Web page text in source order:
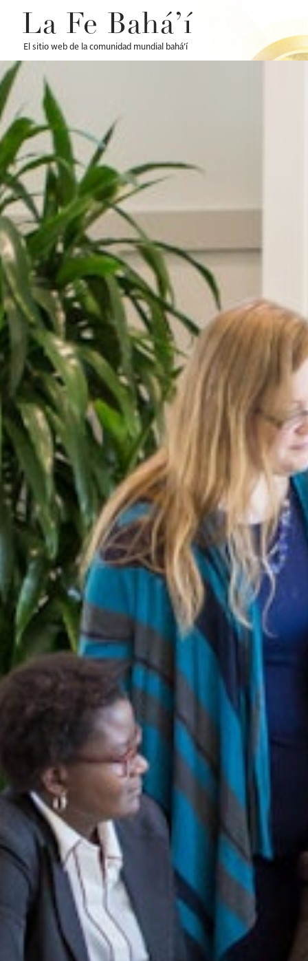
La Fe Bahá’í
El sitio web de la comunidad mundial bahá’í